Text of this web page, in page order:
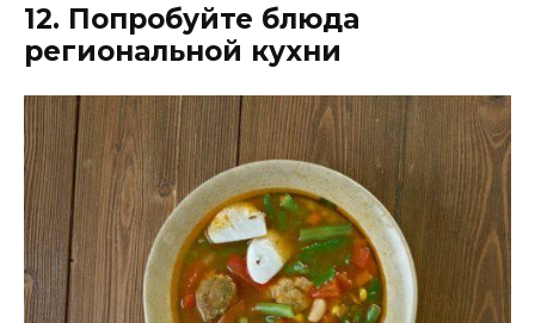
12. Попробуйте блюда
региональной кухни